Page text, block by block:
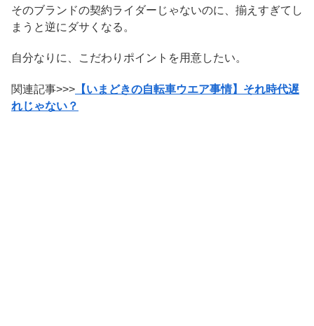
そのブランドの契約ライダーじゃないのに、揃えすぎてし
まうと逆にダサくなる。
自分なりに、こだわりポイントを用意したい。
関連記事>>> 【いまどきの自転車ウエア事情】それ時代遅
れじゃない？